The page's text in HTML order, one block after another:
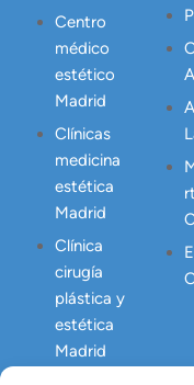
Centro
médico
estético
Madrid
Clínicas
medicina
estética
Madrid
Clínica
cirugía
plástica y
estética
Madrid